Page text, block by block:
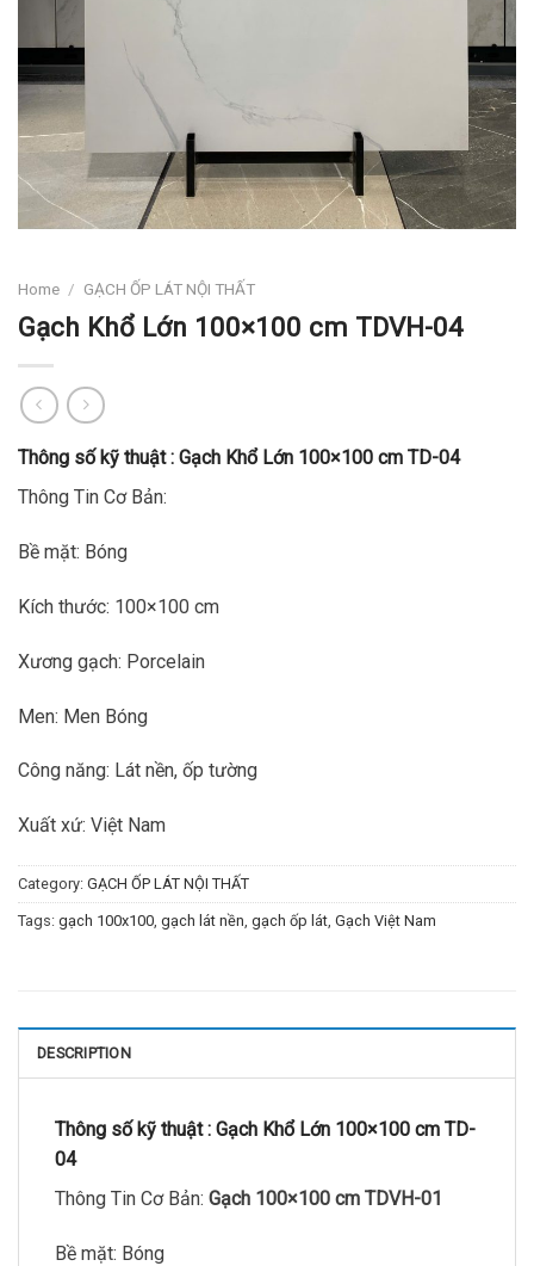
Home / GẠCH ỐP LÁT NỘI THẤT
Gạch Khổ Lớn 100×100 cm TDVH-04
Thông số kỹ thuật : Gạch Khổ Lớn 100×100 cm TD-04
Thông Tin Cơ Bản:
Bề mặt: Bóng
Kích thước: 100×100 cm
Xương gạch: Porcelain
Men: Men Bóng
Công năng: Lát nền, ốp tường
Xuất xứ: Việt Nam
Category: GẠCH ỐP LÁT NỘI THẤT
Tags: gạch 100x100 gạch lát nền gạch ốp lát Gạch Việt Nam
DESCRIPTION
Thông số kỹ thuật : Gạch Khổ Lớn 100×100 cm TD-
04
Thông Tin Cơ Bản: Gạch 100×100 cm TDVH-01
Bề mặt: Bóng